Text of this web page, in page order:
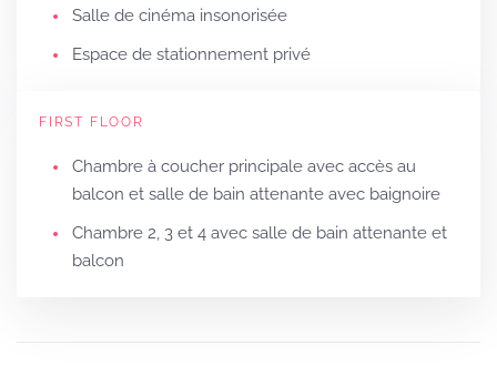
Salle de cinéma insonorisée
Espace de stationnement privé
FIRST FLOOR
Chambre à coucher principale avec accès au
balcon et salle de bain attenante avec baignoire
Chambre 2, 3 et 4 avec salle de bain attenante et
balcon